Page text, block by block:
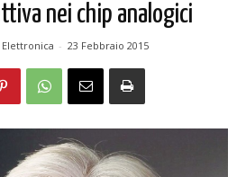
nei chip analogici
Elettronica - 23 Febbraio 2015